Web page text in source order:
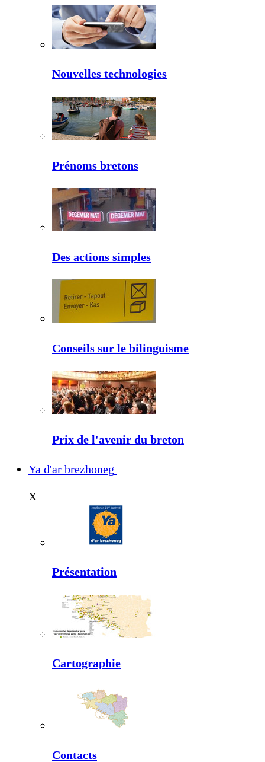
Nouvelles technologies
Prénoms bretons
Des actions simples
Conseils sur le bilinguisme
Prix de l'avenir du breton
Ya d'ar brezhoneg
X
Présentation
Cartographie
Contacts